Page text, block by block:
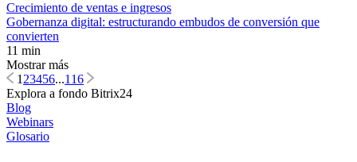
Crecimiento de ventas e ingresos
Gobernanza digital: estructurando embudos de conversión que
convierten
11 min
Mostrar más
1 23456...116
Explora a fondo Bitrix24
Blog
Webinars
Glosario